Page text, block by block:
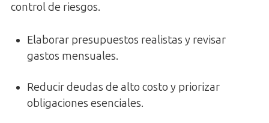
control de riesgos.
Elaborar presupuestos realistas y revisar
gastos mensuales.
Reducir deudas de alto costo y priorizar
obligaciones esenciales.